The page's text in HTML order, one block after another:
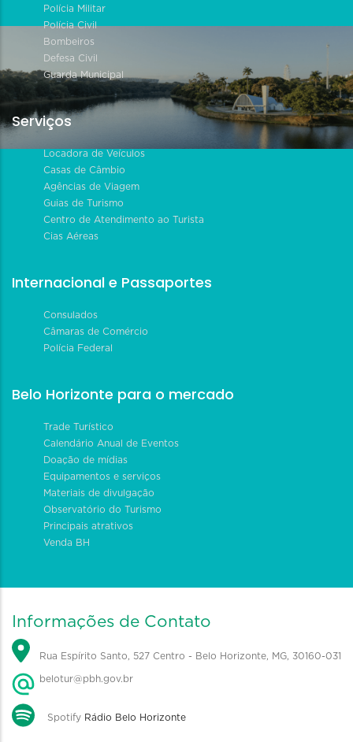
Polícia Militar
Polícia Civil
Bombeiros
Defesa Civil
Guarda Municipal
Serviços
Locadora de Veículos
Casas de Câmbio
Agências de Viagem
Guias de Turismo
Centro de Atendimento ao Turista
Cias Aéreas
Internacional e Passaportes
Consulados
Câmaras de Comércio
Polícia Federal
Belo Horizonte para o mercado
Trade Turístico
Calendário Anual de Eventos
Doação de mídias
Equipamentos e serviços
Materiais de divulgação
Observatório do Turismo
Principais atrativos
Venda BH
Informações de Contato
Rua Espírito Santo, 527 Centro - Belo Horizonte, MG, 30160-031
belotur@pbh.gov.br
Spotify Rádio Belo Horizonte